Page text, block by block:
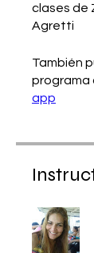
clases de
Agretti
También
programa
app